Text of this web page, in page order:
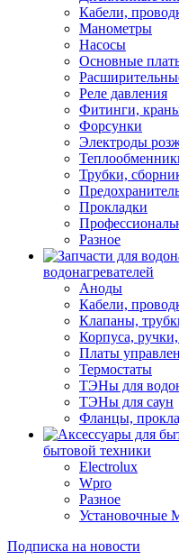
Кабели,
Манометры
Насосы
Основные
Реле давления
Фитинги,
Форсунки
Электроды
Трубки,
Прокладки
Разное
водонагревателей
Аноды
Кабели,
Клапаны,
Корпуса,
Платы
Термостаты
ТЭНы для
ТЭНы для саун
Фланцы,
бытовой техники
Electrolux
Wpro
Разное
Установочные
Подписка на новости